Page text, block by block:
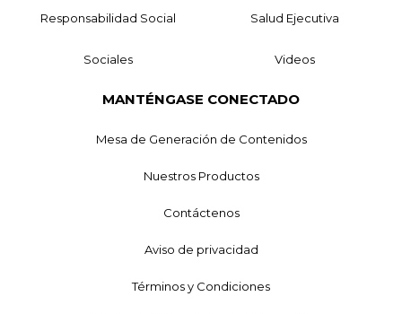
Responsabilidad Social Salud Ejecutiva
Sociales Videos
MANTÉNGASE CONECTADO
Mesa de Generación de Contenidos
Nuestros Productos
Contáctenos
Aviso de privacidad
Términos y Condiciones